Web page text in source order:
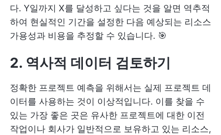
다. Y일까지 X를 달성하고 싶다는 것을 알면 역추적
하여 현실적인 기간을 설정한 다음 예상되는 리소스
가용성과 비용을 추정할 수 있습니다. 🎯
2. 역사적 데이터 검토하기
정확한 프로젝트 예측을 위해서는 실제 프로젝트 데
이터를 사용하는 것이 이상적입니다. 이를 찾을 수
있는 가장 좋은 곳은 유사한 프로젝트에 대한 이전
작업이나 회사가 일반적으로 보유하고 있는 리소스,